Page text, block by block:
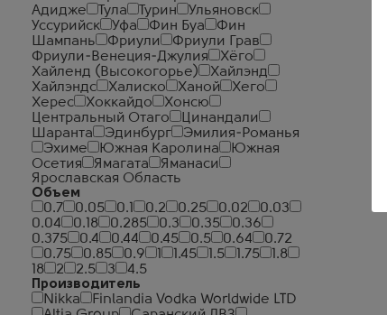
Адидже
Тула Турин
Ульяновск
Уссурийск
Уфа Фин Буа
Фин
Шампань
Фриули
Фриули Грав
Фриули-Венеция-Джулия
Хёго
Хайленд (Высокогорье)
Хайлэнд
Хайлэндс
Халиско Ханой
Хего
Херес
Хоккайдо
Хонсю
Центральный Отаго
Цинандали
Шаранта
Эдинбург
Эмилия-Романья
Эхиме
Южная Каролина
Южная
Осетия
Ямагата
Яманаси
Ярославская Область
Объем
0.7
0.05 0.1 0.2 0.25 0.02
0.03
0.04
0.18 0.285 0.3 0.35
0.36
0.375
0.4 0.44 0.45 0.5 0.64
0.72
0.75
0.85 0.9 1.45 1.5 1.75
1.8
18
2 2.5 3
4.5
Производитель
Nikka
Finlandia Vodka Worldwide LTD